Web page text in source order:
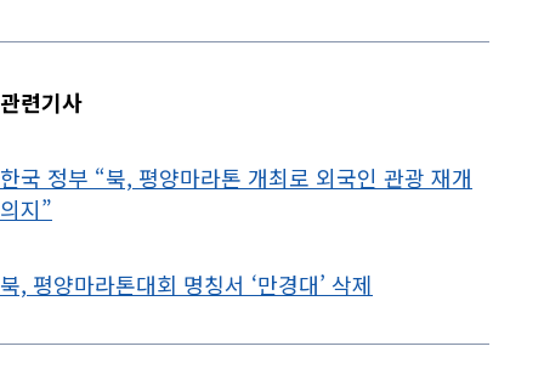
관련기사
한국 정부 “북, 평양마라톤 개최로 외국인 관광 재개
의지”
북, 평양마라톤대회 명칭서 ‘만경대’ 삭제